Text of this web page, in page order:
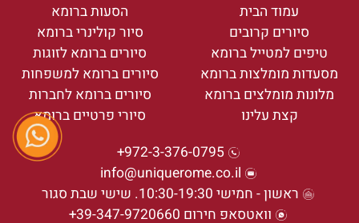
עמוד הבית
סיורים קרובים
טיפים למטייל ברומא
מסעדות מומלצות ברומא
מלונות מומלצים ברומא
קצת עלינו
הסעות ברומא
סיור קולינרי ברומא
סיורים ברומא לזוגות
סיורים ברומא למשפחות
סיורים ברומא לחברות
סיורי פרטיים ברומא
972-3-376-0795+
info@uniquerome.co.il
ראשון - חמישי 10:30-19:30. שישי שבת סגור
וואטסאפ חירום 39-347-9720660+